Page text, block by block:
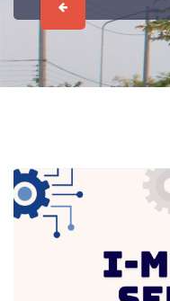
Previous